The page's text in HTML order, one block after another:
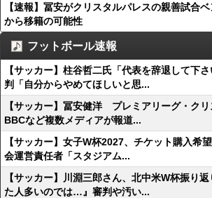
【速報】冨安がクリスタルパレスの親善試合
から移籍の可能性
フットボール速報
【サッカー】柱谷哲二氏「代表を辞退して下
判「自分からやめてほしいと思...
【サッカー】冨安健洋 プレミアリーグ・ク
BBCなど複数メディアが報道...
【サッカー】女子W杯2027、チケット購入
会運営責任者「スタジアム...
【サッカー】川淵三郎さん、北中米W杯振り
た人多いのでは…』審判や汚い...